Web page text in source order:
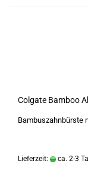
Colgate Bamboo
Bambuszahnbürste
Lieferzeit: ca. 2-3